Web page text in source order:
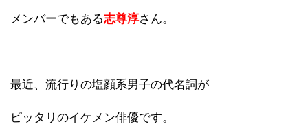
メンバーでもある志尊淳さん。
最近、流行りの塩顔系男子の代名詞が
ピッタリのイケメン俳優です。